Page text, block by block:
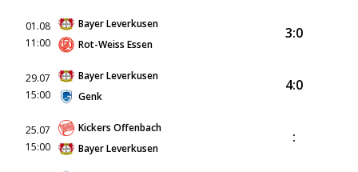
01.08
11:00
Bayer Leverkusen
Rot-Weiss Essen
3:0
29.07
15:00
Bayer Leverkusen
Genk
4:0
25.07
15:00
Kickers Offenbach
Bayer Leverkusen
: